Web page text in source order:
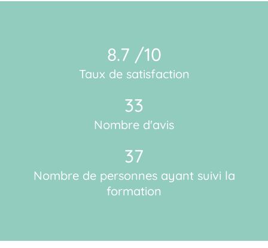
8.7 /10
Taux de satisfaction
33
Nombre d'avis
37
Nombre de personnes ayant suivi la
formation